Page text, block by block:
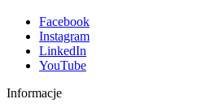
Facebook
Instagram
LinkedIn
YouTube
Informacje